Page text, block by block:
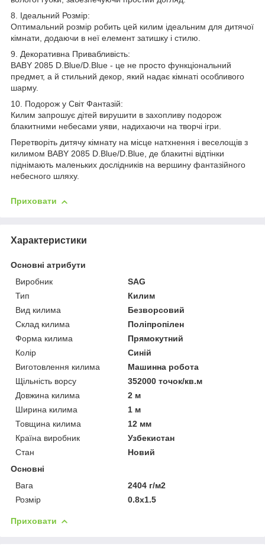
8. Ідеальний Розмір:
Оптимальний розмір робить цей килим ідеальним для дитячої
кімнати, додаючи в неї елемент затишку і стилю.
9. Декоративна Привабливість:
BABY 2085 D.Blue/D.Blue - це не просто функціональний
предмет, а й стильний декор, який надає кімнаті особливого
шарму.
10. Подорож у Світ Фантазій:
Килим запрошує дітей вирушити в захопливу подорож
блакитними небесами уяви, надихаючи на творчі ігри.
Перетворіть дитячу кімнату на місце натхнення і веселощів з
килимом BABY 2085 D.Blue/D.Blue, де блакитні відтінки
піднімають маленьких дослідників на вершину фантазійного
небесного шляху.
Приховати
Характеристики
Основні атрибути
Виробник
SAG
Тип
Килим
Вид килима
Безворсовий
Склад килима
Поліпропілен
Форма килима
Прямокутний
Колір
Синій
Виготовлення килима
Машинна робота
Щільність ворсу
352000 точок/кв.м
Довжина килима
2 м
Ширина килима
1 м
Товщина килима
12 мм
Країна виробник
Узбекистан
Стан
Новий
Основні
Вага
2404 г/м2
Розмір
0.8х1.5
Приховати